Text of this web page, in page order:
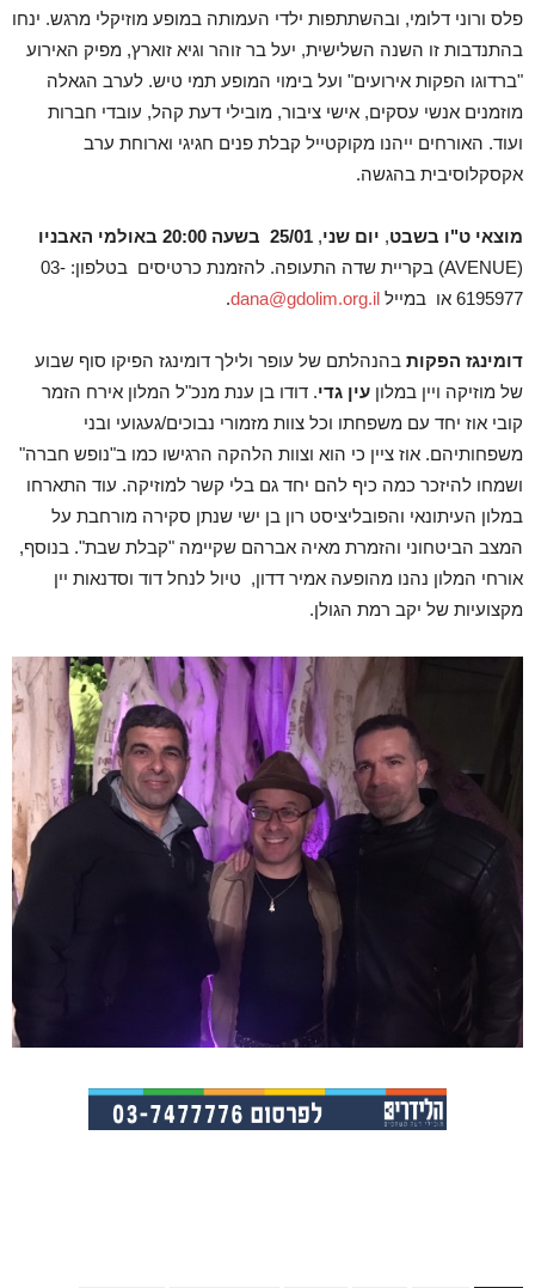
פלס ורוני דלומי, ובהשתתפות ילדי העמותה במופע מוזיקלי מרגש. ינחו
בהתנדבות זו השנה השלישית, יעל בר זוהר וגיא זוארץ, מפיק האירוע
"ברדוגו הפקות אירועים" ועל בימוי המופע תמי טיש. לערב הגאלה
מוזמנים אנשי עסקים, אישי ציבור, מובילי דעת קהל, עובדי חברות
ועוד. האורחים ייהנו מקוקטייל קבלת פנים חגיגי וארוחת ערב
אקסקלוסיבית בהגשה.
מוצאי ט"ו בשבט, יום שני,
25/01 בשעה 20:00 באולמי האבניו
(AVENUE) בקריית שדה התעופה. להזמנת כרטיסים בטלפון: 03-
6195977 או במייל
dana@gdolim.org.il
.
דומינגז הפקות בהנהלתם של עופר ולילך דומינגז הפיקו סוף שבוע
של מוזיקה ויין במלון עין גדי. דודו בן ענת מנכ"ל המלון אירח הזמר
קובי אוז יחד עם משפחתו וכל צוות מזמורי נבוכים/געגועי ובני
משפחותיהם. אוז ציין כי הוא וצוות הלהקה הרגישו כמו ב"נופש חברה"
ושמחו להיזכר כמה כיף להם יחד גם בלי קשר למוזיקה. עוד התארחו
במלון העיתונאי והפובליציסט רון בן ישי שנתן סקירה מורחבת על
המצב הביטחוני והזמרת מאיה אברהם שקיימה "קבלת שבת". בנוסף,
אורחי המלון נהנו מהופעה אמיר דדון, טיול לנחל דוד וסדנאות יין
מקצועיות של יקב רמת הגולן.